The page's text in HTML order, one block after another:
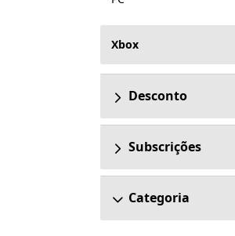
Xbox
Desconto
Subscrições
Categoria